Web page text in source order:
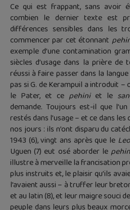
Ce qui est frappant, sans avoir
combien le dernier texte est
différences sensibles dans les
commencer par cet étonnant
exemple d’une contamination
siècles d’usage dans la prière de
réussi à faire passer dans la
pas si G. de Kerampuil a introduit –
le Pater, et ce pehiniet le
demande. Toujours est-il que
restés dans l’usage – et ce dans les
nos jours : ils n’ont disparu du
1943 (6), vingt ans après que le
Uguen (7) eut osé aborder le
illustre à merveille la francisation
plus instruits et, le plaisir qu’ils
l’avaient aussi – à truffer leur
et au latin (8), et leur maigre souci
peuple dans leurs plus beaux